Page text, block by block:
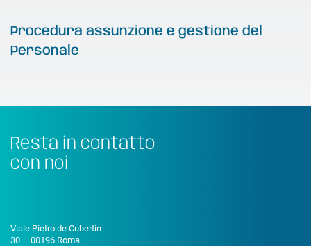
Procedura assunzione e gestione del
Personale
Resta in contatto
con noi
Viale Pietro de Cubertin
30 – 00196 Roma